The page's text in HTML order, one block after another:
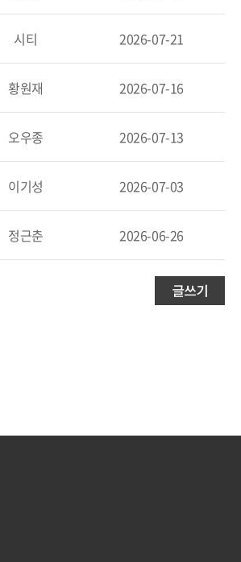
시티 2026-07-21
황원재 2026-07-16
오우종 2026-07-13
이기성 2026-07-03
정근춘 2026-06-26